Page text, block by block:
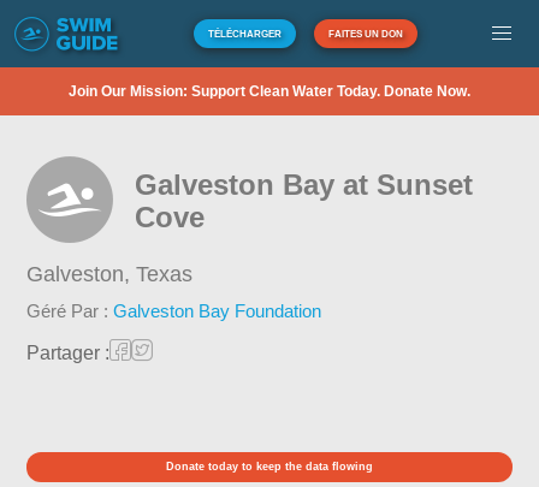
TÉLÉCHARGER FAITES UN DON
Join Our Mission: Support Clean Water Today. Donate Now.
Galveston Bay at Sunset
Cove
Galveston,Texas
Géré Par :Galveston Bay Foundation
Partager :
Donate today to keep the data flowing